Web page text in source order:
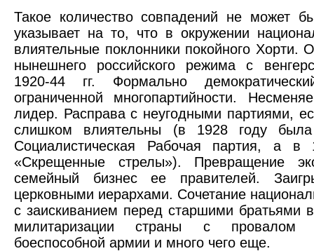
Такое количество совпадений не может
указывает на то, что в окружении
влиятельные поклонники покойного Хорти.
нынешнего российского режима с
1920-44 гг. Формально
ограниченной многопартийности.
лидер. Расправа с неугодными партиями,
слишком влиятельны (в 1928 году
Социалистическая Рабочая партия, а в
«Скрещенные стрелы»). Превращение
семейный бизнес ее правителей.
церковными иерархами. Сочетание
с заискиванием перед старшими братьями
милитаризации страны с провалом
боеспособной армии и много чего еще.